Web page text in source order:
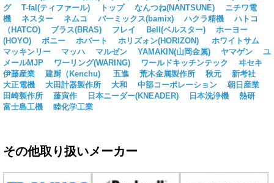
グ
T-fal(ティファール) トップ なんつね(NANTSUNE)
ニチワ電
機
ネスター ネムコ バーミックス(bamix) ハクラ精機
ハトコ
（HATCO)
ブラス(BRAS) フレイ Bell(ベルスター)
ホーヨー
(HOYO)
ボニー ホバート ホリズォン(HORIZON)
ホワイトサム
マッキンリー
マッハ マルゼン YAMAKIN(山岡金属) ヤマゲン
ユ
メールMJP
ワーリング(WARING) ワールドキッチンテック
ヰセキ
伊藤産業
建厨（Kenchu) 五進 荒木金属製作所 秋元
新考社
大正電機
大田計器製作所 大和 中部コーポレーション
朝日産業
田崎製作所
藤寅作 日本ニーダー(KNEADER) 日本洗浄機
熱研
富士島工機
睦化学工業
その他取り扱いメーカー